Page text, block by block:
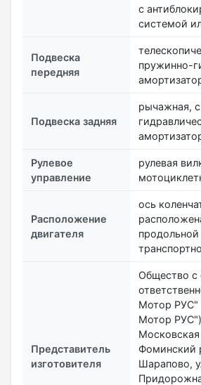
с
системой
Подвеска
передняя
пружинно-
Подвеска задняя
рычажная,
Рулевое
управление
рулевая
Расположение
двигателя
ось
продольной
Представитель
изготовителя
Общество с
Мотор
Мотор
Фоминский
Шарапово,